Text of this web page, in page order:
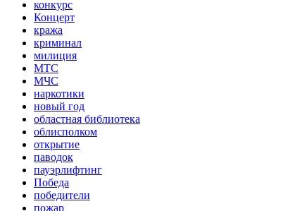
конкурс
Концерт
кража
криминал
милиция
МТС
МЧС
наркотики
новый год
областная библиотека
облисполком
открытие
паводок
пауэрлифтинг
Победа
победители
пожар